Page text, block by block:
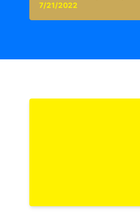
7/21/2022